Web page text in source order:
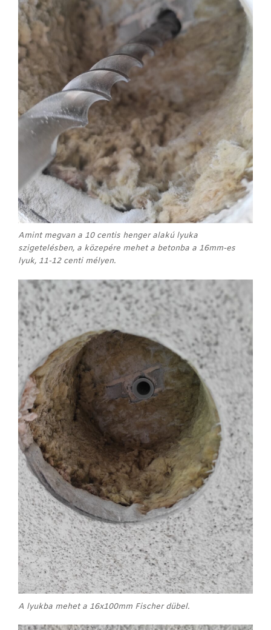
Amint megvan a 10 centis henger alakú lyuka
szigetelésben, a közepére mehet a betonba a 16mm-es
lyuk, 11-12 centi mélyen.
A lyukba mehet a 16x100mm Fischer dübel.